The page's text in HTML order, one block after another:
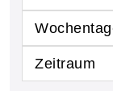
Zeitraum